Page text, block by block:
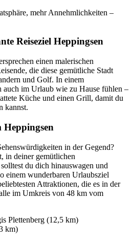
mehr Annehmlichkeiten –
Reiseziel Heppingsen
einen malerischen
die diese gemütliche Stadt
und Golf. In einem
auch im Urlaub wie zu Hause fühlen –
Küche und einen Grill, damit du
kannst.
Heppingsen
in der Gegend?
in deiner gemütlichen
du dich hinauswagen und
einem wunderbaren Urlaubsziel
Attraktionen, die es in der
im Umkreis von 48 km vom
Plettenberg (12,5 km)
km)